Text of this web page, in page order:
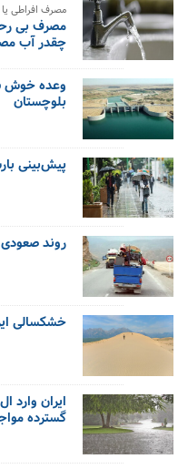
مصرف افراطی
مصرف بی
چقدر آب
وعده خوش
بلوچستان
پیش‌بینی
روند صعودی
خشکسالی
ایران وارد
گسترده